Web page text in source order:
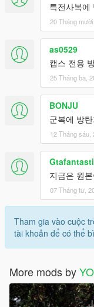
특전사복에
20 Tháng
as0529
캡스 전용
25 Tháng ba,
BONJU
군복에 방
12 Tháng sáu,
지금은 원
07 Tháng tư,
Tham gia vào cuộc
tài khoản để có thể
More mods by